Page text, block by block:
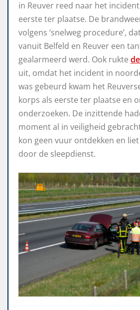
in Reuver reed naar het
eerste ter plaatse. De
volgens ‘snelweg procedure’,
vanuit Belfeld en Reuver een
gealarmeerd werd. Ook rukte
uit, omdat het incident in
was gebeurd kwam het
korps als eerste ter plaatse en
onderzoeken. De inzittende
moment al in veiligheid
kon geen vuur ontdekken en
door de sleepdienst.